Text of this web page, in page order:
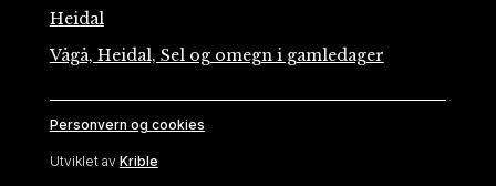
Heidal
Vågå, Heidal, Sel og omegn i gamledager
Personvern og cookies
Utviklet av Krible